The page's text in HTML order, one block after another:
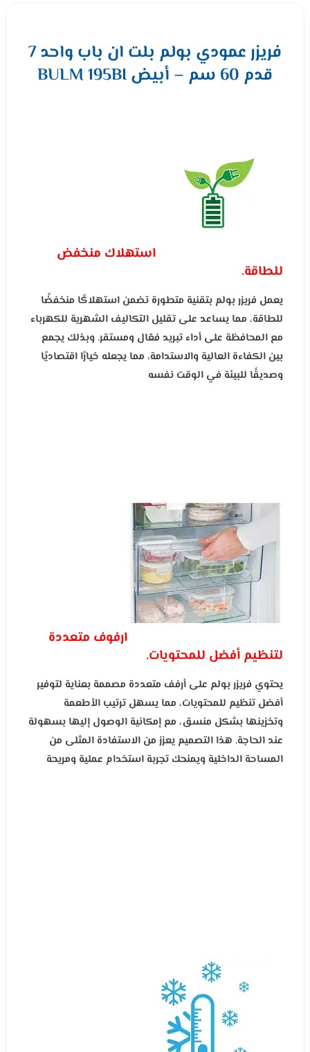
فريزر عمودي بولم بلت ان باب واحد 7
قدم 60 سم – أبيض BULM 195BI
استهلاك منخفض
للطاقة.
يعمل فريزر بولم بتقنية متطورة تضمن استهلاكًا منخفضًا
للطاقة، مما يساعد على تقليل التكاليف الشهرية للكهرباء
مع المحافظة على أداء تبريد فعّال ومستقر. وبذلك يجمع
بين الكفاءة العالية والاستدامة، مما يجعله خيارًا اقتصاديًا
وصديقًا للبيئة في الوقت نفسه
ارفوف متعددة
لتنظيم أفضل للمحتويات.
يحتوي فريزر بولم على أرفف متعددة مصممة بعناية لتوفير
أفضل تنظيم للمحتويات، مما يسهل ترتيب الأطعمة
وتخزينها بشكل منسق، مع إمكانية الوصول إليها بسهولة
عند الحاجة. هذا التصميم يعزز من الاستفادة المثلى من
المساحة الداخلية ويمنحك تجربة استخدام عملية ومريحة